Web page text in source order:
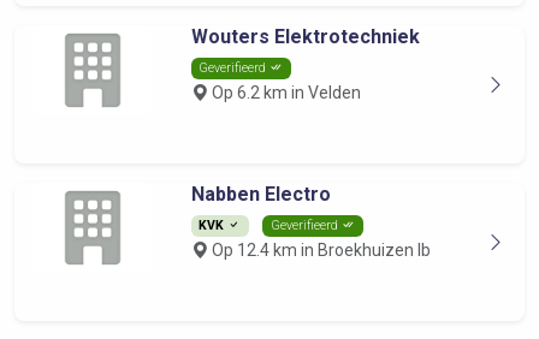
Wouters Elektrotechniek
Geverifieerd
Op 6.2 km in Velden
Nabben Electro
KVK Geverifieerd
Op 12.4 km in Broekhuizen lb